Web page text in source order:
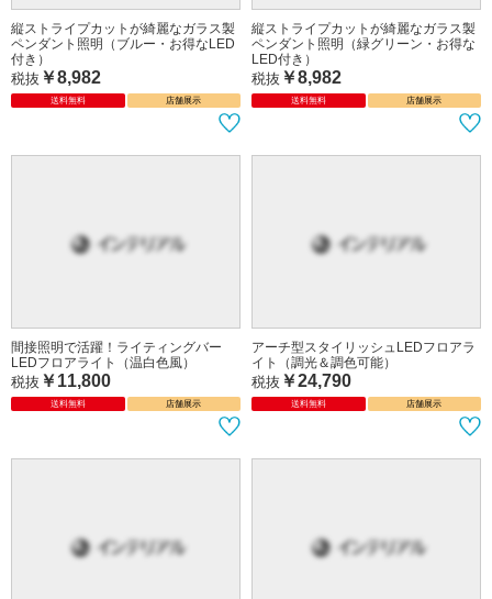
縦ストライプカットが綺麗なガラス製
ペンダント照明（ブルー・お得なLED
付き）
税抜 ￥8,982
送料無料 店舗展示
縦ストライプカットが綺麗なガラス製
ペンダント照明（緑グリーン・お得な
LED付き）
税抜 ￥8,982
送料無料 店舗展示
間接照明で活躍！ライティングバー
LEDフロアライト（温白色風）
税抜 ￥11,800
送料無料 店舗展示
アーチ型スタイリッシュLEDフロアラ
イト（調光＆調色可能）
税抜 ￥24,790
送料無料 店舗展示